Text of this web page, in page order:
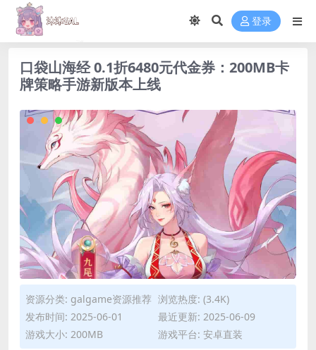
登录
口袋山海经 0.1折6480元代金券：200MB卡
牌策略手游新版本上线
资源分类: galgame资源推荐 浏览热度: (3.4K)
发布时间: 2025-06-01
最近更新: 2025-06-09
游戏大小: 200MB
游戏平台: 安卓直装